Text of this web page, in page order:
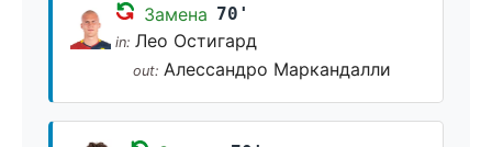
Замена 70'
in: Лео Остигард
out: Алессандро Маркандалли